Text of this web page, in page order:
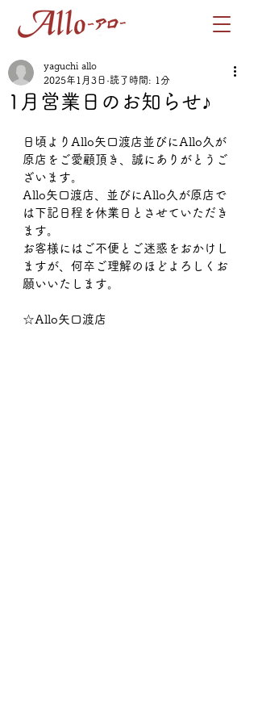
1月営業日のお知らせ♪
yaguchi allo
2025年1月3日 読了時間: 1分
日頃よりAllo矢口渡店並びにAllo久が
原店をご愛顧頂き、誠にありがとうご
ざいます。
Allo矢口渡店、並びにAllo久が原店で
は下記日程を休業日とさせていただき
ます。
お客様にはご不便とご迷惑をおかけし
ますが、何卒ご理解のほどよろしくお
願いいたします。
☆Allo矢口渡店